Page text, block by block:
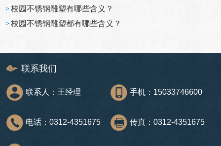
校园不锈钢雕塑有哪些含义？
校园不锈钢雕塑都有哪些含义？
联系我们
联系人：王经理 手机：15033746600
电话：0312-4351675 传真：0312-4351675